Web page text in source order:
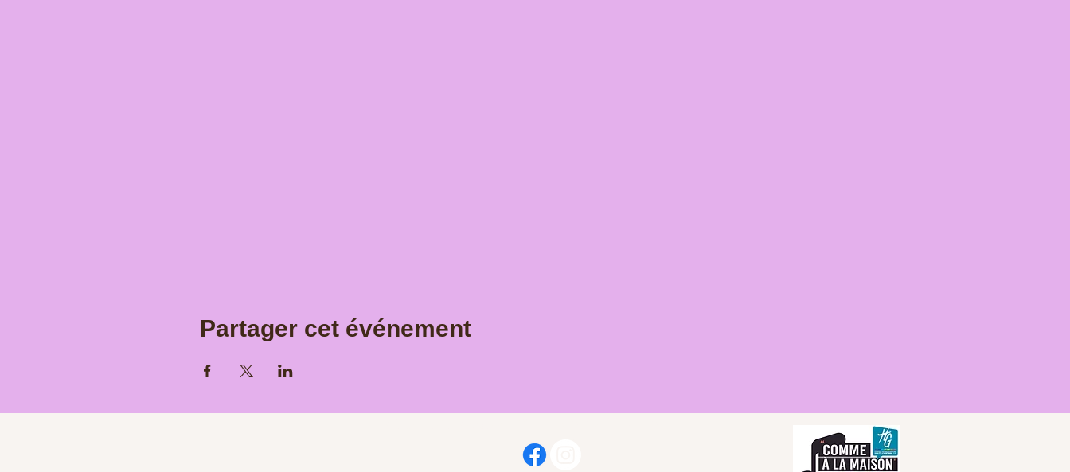
Partager cet événement